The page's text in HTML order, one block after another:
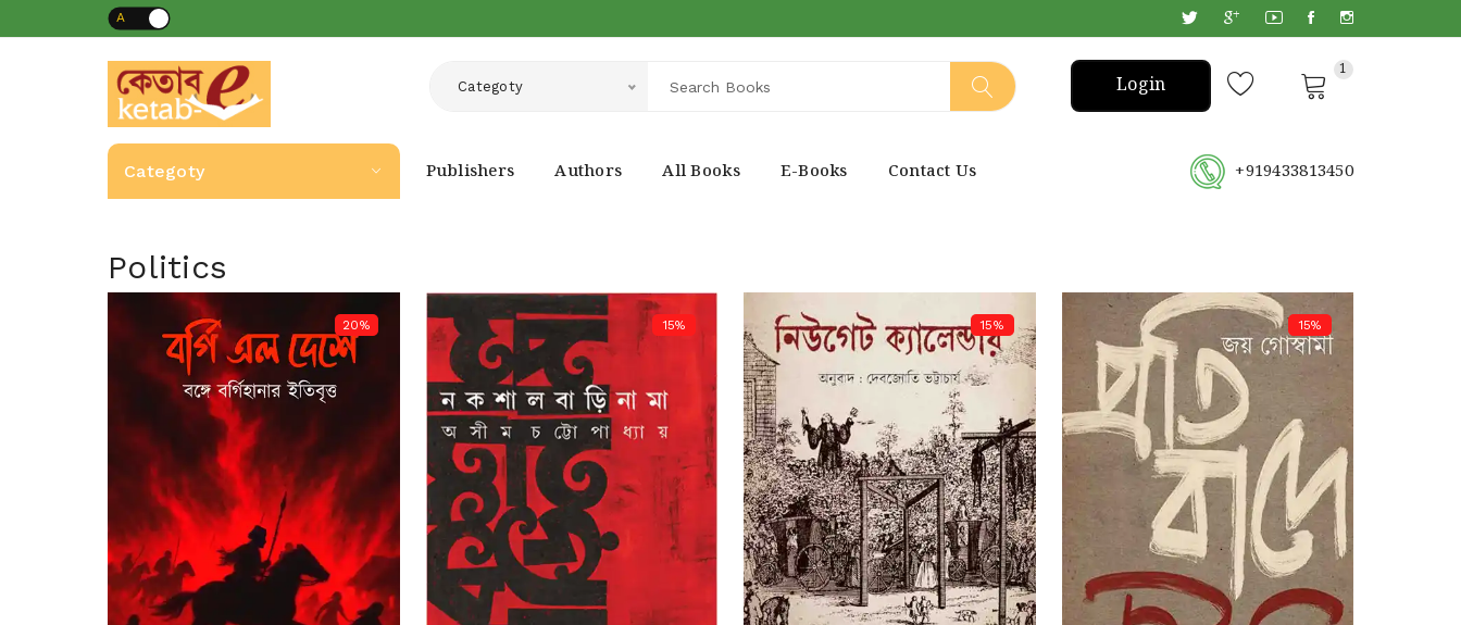
A অ
Categoty Login
1
Categoty Publishers Authors All Books E-Books Contact Us +919433813450
Politics
20% 15% 15% 15%